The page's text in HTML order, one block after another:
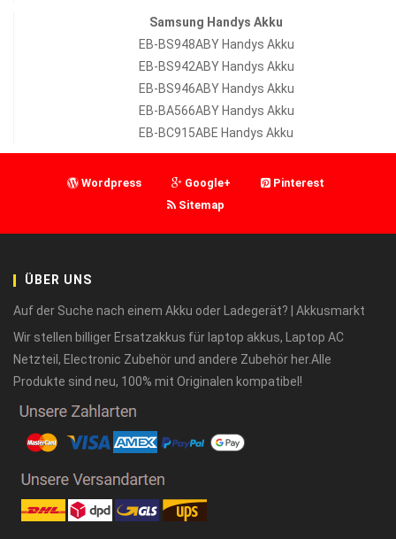
Samsung Handys Akku
EB-BS948ABY Handys Akku
EB-BS942ABY Handys Akku
EB-BS946ABY Handys Akku
EB-BA566ABY Handys Akku
EB-BC915ABE Handys Akku
Wordpress Google+
Pinterest
Sitemap
ÜBER UNS
Auf der Suche nach einem Akku oder Ladegerät? | Akkusmarkt
Wir stellen billiger Ersatzakkus für laptop akkus, Laptop AC
Netzteil, Electronic Zubehör und andere Zubehör her.Alle
Produkte sind neu, 100% mit Originalen kompatibel!